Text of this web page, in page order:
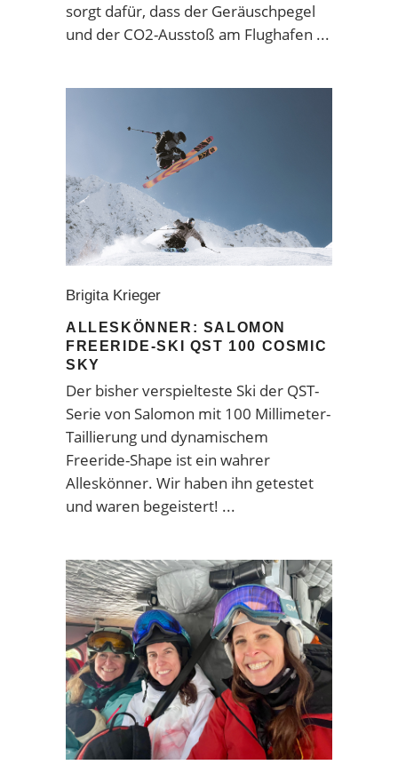
sorgt dafür, dass der Geräuschpegel
und der CO2-Ausstoß am Flughafen
Brigita Krieger
ALLESKÖNNER: SALOMON
FREERIDE-SKI QST 100 COSMIC
SKY
Der bisher verspielteste Ski der QST-
Serie von Salomon mit 100 Millimeter-
Taillierung und dynamischem
Freeride-Shape ist ein wahrer
Alleskönner. Wir haben ihn getestet
und waren begeistert!